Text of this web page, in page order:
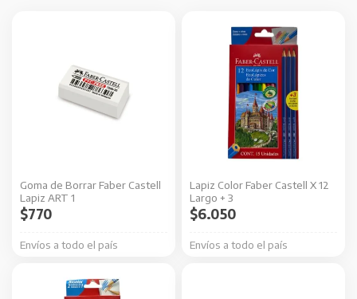
Goma de Borrar Faber Castell
Lapiz ART 1
Envíos a todo el país
$770
Lapiz Color Faber Castell X 12
Largo + 3
Envíos a todo el país
$6.050